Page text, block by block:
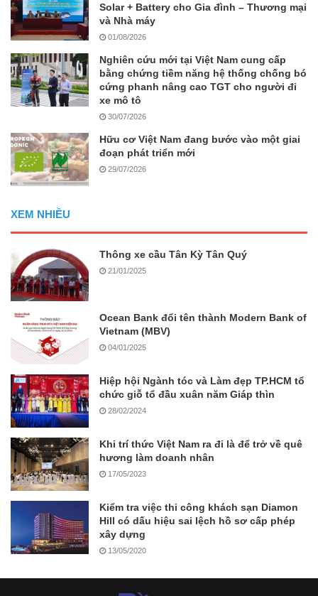
Solar + Battery cho Gia đình – Thương mại
và Nhà máy
01/08/2026
Nghiên cứu mới tại Việt Nam cung cấp
bằng chứng tiềm năng hệ thống chống bó
cứng phanh nâng cao TGT cho người đi
xe mô tô
30/07/2026
Hữu cơ Việt Nam đang bước vào một giai
đoạn phát triển mới
29/07/2026
XEM NHIỀU
Thông xe cầu Tân Kỳ Tân Quý
21/01/2025
Ocean Bank đổi tên thành Modern Bank of
Vietnam (MBV)
04/01/2025
Hiệp hội Ngành tóc và Làm đẹp TP.HCM tổ
chức giỗ tổ đầu xuân năm Giáp thìn
28/02/2024
Khi trí thức Việt Nam ra đi là để trở về quê
hương làm doanh nhân
17/05/2023
Kiểm tra việc thi công khách sạn Diamon
Hill có dấu hiệu sai lệch hồ sơ cấp phép
xây dựng
13/05/2020